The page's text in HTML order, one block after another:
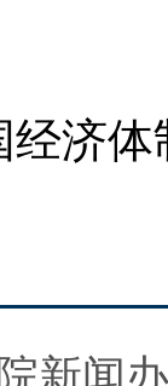
体
新闻